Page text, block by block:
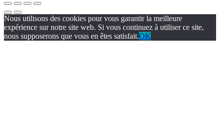
Nous utilisons des cookies pour vous garantir la meilleure
expérience sur notre site web. Si vous continuez à utiliser ce site,
nous supposerons que vous en êtes satisfait.OK